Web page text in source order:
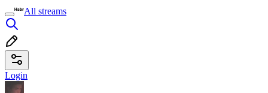
All streams
Login